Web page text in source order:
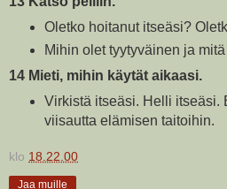
Oletko hoitanut itseäsi?
Mihin olet tyytyväinen ja
14 Mieti, mihin käytät aikaasi.
Virkistä itseäsi. Helli itseäsi.
viisautta elämisen taitoihin.
klo 18.22.00
Jaa muille